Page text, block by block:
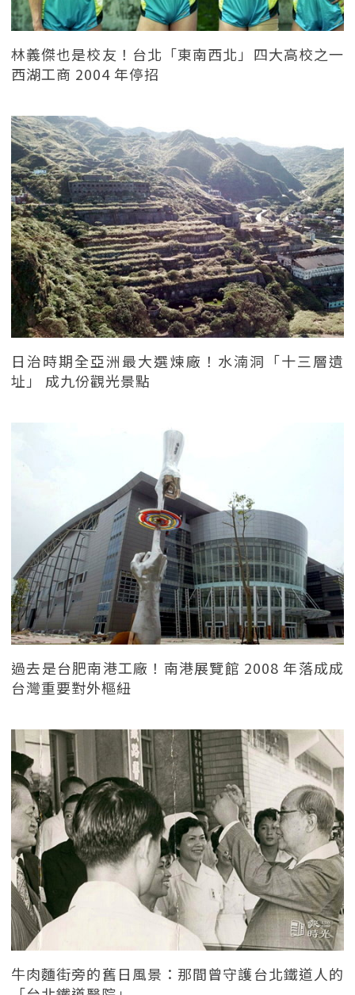
林義傑也是校友！台北「東南西北」四大高校之一
西湖工商 2004 年停招
日治時期全亞洲最大選煉廠！水湳洞「十三層遺
址」 成九份觀光景點
過去是台肥南港工廠！南港展覽館 2008 年落成成
台灣重要對外樞紐
牛肉麵街旁的舊日風景：那間曾守護台北鐵道人的